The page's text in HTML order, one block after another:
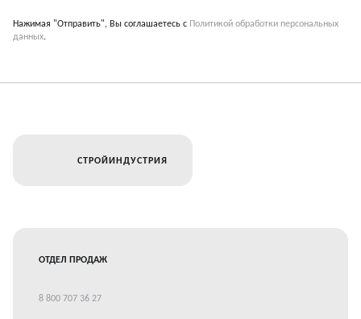
Нажимая "Отправить", Вы соглашаетесь с Политикой обработки персональных
данных.
СТРОЙИНДУСТРИЯ
ОТДЕЛ ПРОДАЖ
8 800 707 36 27